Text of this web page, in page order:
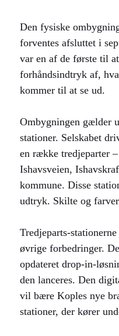
Den fysiske
forventes afsluttet i
var en af de første til
forhåndsindtryk af,
kommer til at se ud.
Ombygningen gælder
stationer. Selskabet
en række tredjeparter
Ishavsveien,
kommune. Disse
udtryk. Skilte og
Tredjeparts-
øvrige forbedringer.
opdateret drop-in-
den lanceres. Den
vil bære Koples nye
stationer, der kører